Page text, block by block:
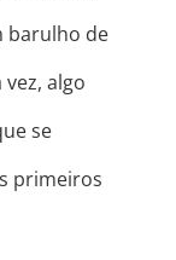
barulho de
algo
se
primeiros